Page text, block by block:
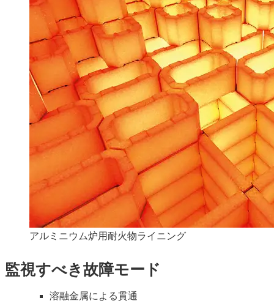
アルミニウム炉用耐火物ライニング
監視すべき故障モード
溶融金属による貫通